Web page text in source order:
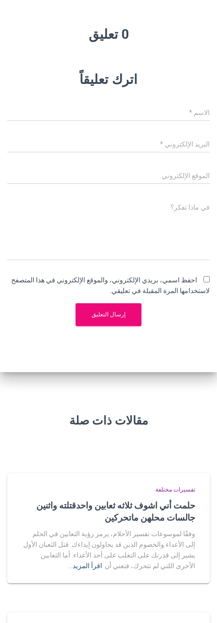
0 تعليق
اترك تعليقاً
الاسم *
البريد الإلكتروني *
الموقع الإلكتروني
في ماذا تفكر؟
احفظ اسمي، بريدي الإلكتروني، والموقع الإلكتروني في هذا المتصفح
لاستخدامها المرة المقبلة في تعليقي.
مقالات ذات صلة
تفسيرات مختلفة
حلمت أني اشوف ثلاثه ثعابين واحدقتلته واثنين
جالسات محلهن ماتحركين
وفقًا لموسوعات تفسير الأحلام، يرمز رؤية الثعابين في الحلم
إلى الأعداء والخصوم الذين قد يحاولون إيذاءك. قتل الثعبان الأول
يشير إلى قدرتك على التغلب على أحد الأعداء. أما الثعابين
الأخرى اللتي لم تتحرك، فتعني أن اقرأ المزيد…